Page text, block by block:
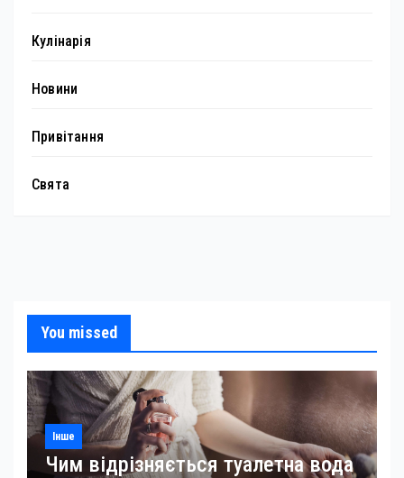
Кулінарія
Новини
Привітання
Свята
You missed
Інше
Чим відрізняється туалетна вода